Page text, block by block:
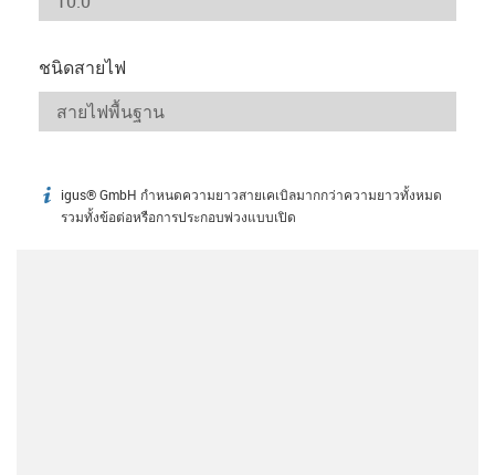
ชนิดสายไฟ
igus-icon-info
igus® GmbH กำหนดความยาวสายเคเบิลมากกว่าความยาวทั้งหมด
รวมทั้งข้อต่อหรือการประกอบพ่วงแบบเปิด